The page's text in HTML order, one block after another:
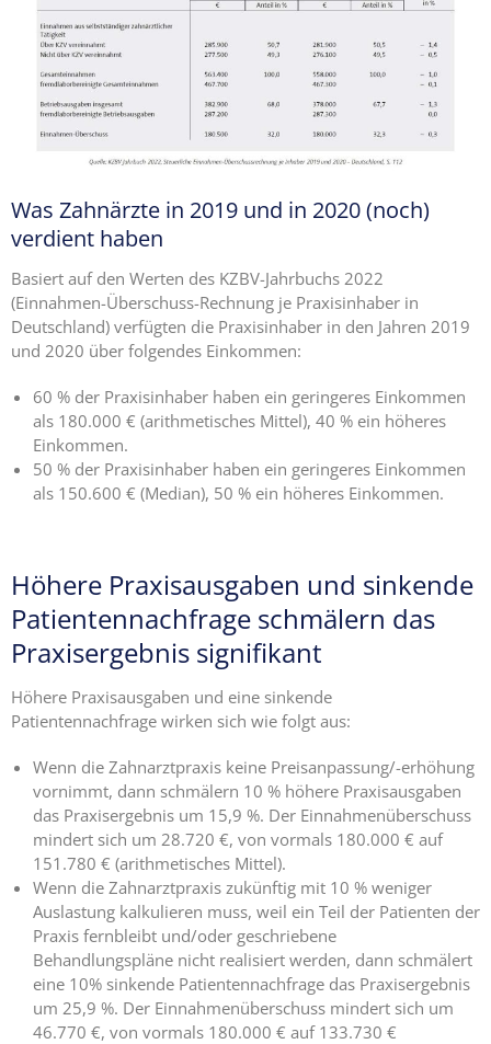
Was Zahnärzte in 2019 und in 2020 (noch)
verdient haben
Basiert auf den Werten des KZBV-Jahrbuchs 2022
(Einnahmen-Überschuss-Rechnung je Praxisinhaber in
Deutschland) verfügten die Praxisinhaber in den Jahren 2019
und 2020 über folgendes Einkommen:
60 % der Praxisinhaber haben ein geringeres Einkommen
als 180.000 € (arithmetisches Mittel), 40 % ein höheres
Einkommen.
50 % der Praxisinhaber haben ein geringeres Einkommen
als 150.600 € (Median), 50 % ein höheres Einkommen.
Höhere Praxisausgaben und sinkende
Patientennachfrage schmälern das
Praxisergebnis signifikant
Höhere Praxisausgaben und eine sinkende
Patientennachfrage wirken sich wie folgt aus:
Wenn die Zahnarztpraxis keine Preisanpassung/-erhöhung
vornimmt, dann schmälern 10 % höhere Praxisausgaben
das Praxisergebnis um 15,9 %. Der Einnahmenüberschuss
mindert sich um 28.720 €, von vormals 180.000 € auf
151.780 € (arithmetisches Mittel).
Wenn die Zahnarztpraxis zukünftig mit 10 % weniger
Auslastung kalkulieren muss, weil ein Teil der Patienten der
Praxis fernbleibt und/oder geschriebene
Behandlungspläne nicht realisiert werden, dann schmälert
eine 10% sinkende Patientennachfrage das Praxisergebnis
um 25,9 %. Der Einnahmenüberschuss mindert sich um
46.770 €, von vormals 180.000 € auf 133.730 €
Kontakt